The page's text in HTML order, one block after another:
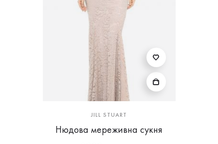
JILL STUART
Нюдова мереживна сукня